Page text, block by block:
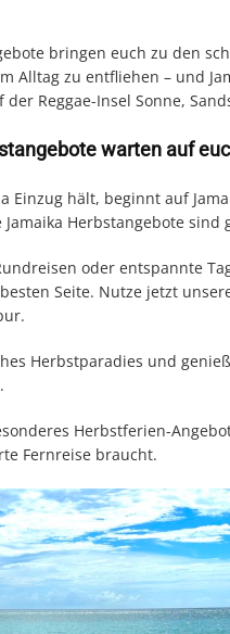
bringen euch zu den
Alltag zu entfliehen – und
Reggae-Insel Sonne,
warten auf
Einzug hält, beginnt auf
Herbstangebote sind
oder entspannte
Seite. Nutze jetzt
Herbstparadies und
Herbstferien-
Fernreise braucht.